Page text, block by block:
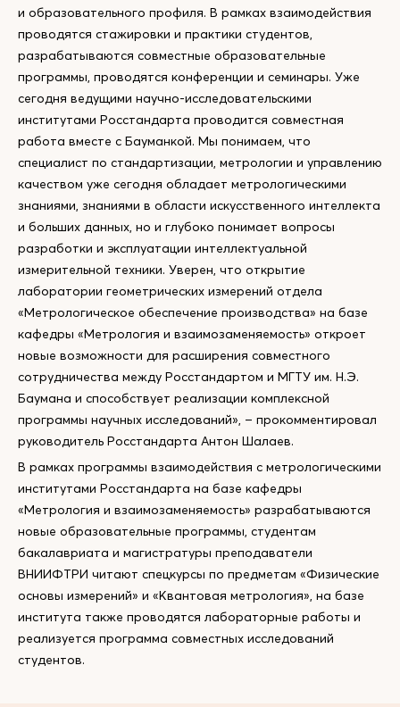
и образовательного профиля. В рамках взаимодействия
проводятся стажировки и практики студентов,
разрабатываются совместные образовательные
программы, проводятся конференции и семинары. Уже
сегодня ведущими научно-исследовательскими
институтами Росстандарта проводится совместная
работа вместе с Бауманкой. Мы понимаем, что
специалист по стандартизации, метрологии и управлению
качеством уже сегодня обладает метрологическими
знаниями, знаниями в области искусственного интеллекта
и больших данных, но и глубоко понимает вопросы
разработки и эксплуатации интеллектуальной
измерительной техники. Уверен, что открытие
лаборатории геометрических измерений отдела
«Метрологическое обеспечение производства» на базе
кафедры «Метрология и взаимозаменяемость» откроет
новые возможности для расширения совместного
сотрудничества между Росстандартом и МГТУ им. Н.Э.
Баумана и способствует реализации комплексной
программы научных исследований», – прокомментировал
руководитель Росстандарта Антон Шалаев.
В рамках программы взаимодействия с метрологическими
институтами Росстандарта на базе кафедры
«Метрология и взаимозаменяемость» разрабатываются
новые образовательные программы, студентам
бакалавриата и магистратуры преподаватели
ВНИИФТРИ читают спецкурсы по предметам «Физические
основы измерений» и «Квантовая метрология», на базе
института также проводятся лабораторные работы и
реализуется программа совместных исследований
студентов.